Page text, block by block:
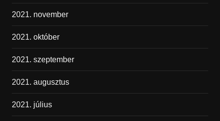
2021. november
2021. október
2021. szeptember
2021. augusztus
2021. július